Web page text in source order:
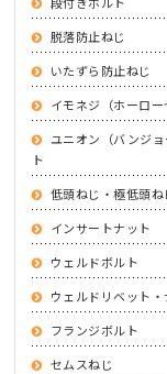
脱落防止ねじ
いたずら防止ねじ
イモネジ（ホーロー
ユニオン（バンジ
ト
低頭ねじ・極低頭ね
インサートナット
ウェルドボルト
ウェルドリベット・
フランジボルト
セムスねじ